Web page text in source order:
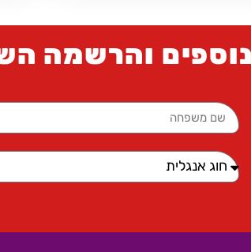
והרשמה